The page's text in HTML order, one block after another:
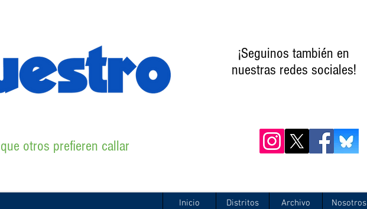
¡Seguinos también en
nuestras redes sociales!
otros prefieren callar
Inicio Distritos Archivo Nosotros